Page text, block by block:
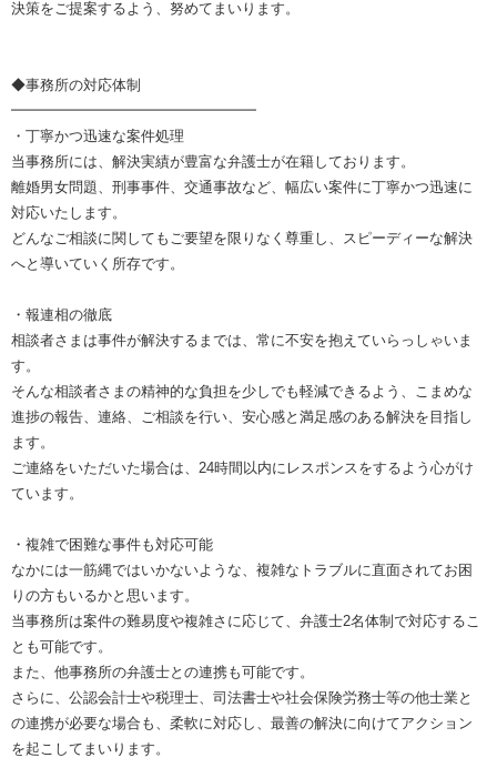
決策をご提案するよう、努めてまいります。
◆事務所の対応体制
━━━━━━━━━━━━━━━━━
・丁寧かつ迅速な案件処理
当事務所には、解決実績が豊富な弁護士が在籍しております。
離婚男女問題、刑事事件、交通事故など、幅広い案件に丁寧かつ迅速に
対応いたします。
どんなご相談に関してもご要望を限りなく尊重し、スピーディーな解決
へと導いていく所存です。
・報連相の徹底
相談者さまは事件が解決するまでは、常に不安を抱えていらっしゃいま
す。
そんな相談者さまの精神的な負担を少しでも軽減できるよう、こまめな
進捗の報告、連絡、ご相談を行い、安心感と満足感のある解決を目指し
ます。
ご連絡をいただいた場合は、24時間以内にレスポンスをするよう心がけ
ています。
・複雑で困難な事件も対応可能
なかには一筋縄ではいかないような、複雑なトラブルに直面されてお困
りの方もいるかと思います。
当事務所は案件の難易度や複雑さに応じて、弁護士2名体制で対応するこ
とも可能です。
また、他事務所の弁護士との連携も可能です。
さらに、公認会計士や税理士、司法書士や社会保険労務士等の他士業と
の連携が必要な場合も、柔軟に対応し、最善の解決に向けてアクション
を起こしてまいります。